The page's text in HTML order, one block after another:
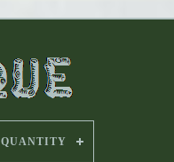
QUANTITY